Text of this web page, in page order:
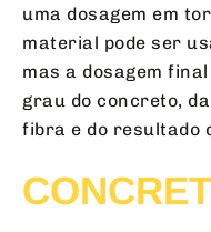
uma dosagem em
material pode ser
mas a dosagem
grau do concreto,
fibra e do resultado